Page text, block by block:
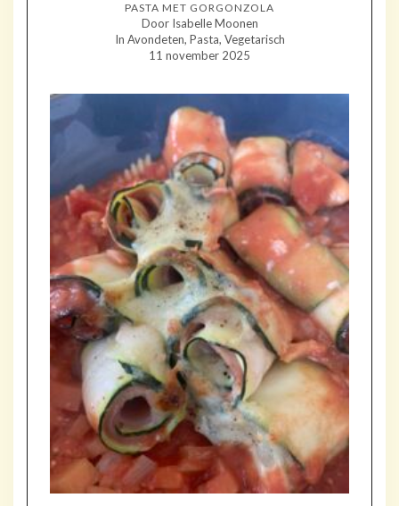
PASTA MET GORGONZOLA
Door Isabelle Moonen
In Avondeten, Pasta, Vegetarisch
11 november 2025